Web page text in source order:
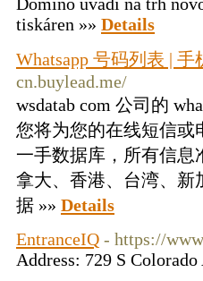
tiskáren »» Details
Whatsapp 号码列表 |
cn.buylead.me/
wsdatab com 公司的
您将为您的在线短信或
一手数据库，所有信
拿大、香港、台湾、新
据 »» Details
EntranceIQ - https://
Address: 729 S